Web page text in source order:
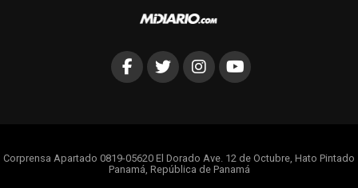
Corprensa Apartado 0819-05620 El Dorado Ave. 12 de Octubre, Hato Pintado
Panamá, República de Panamá